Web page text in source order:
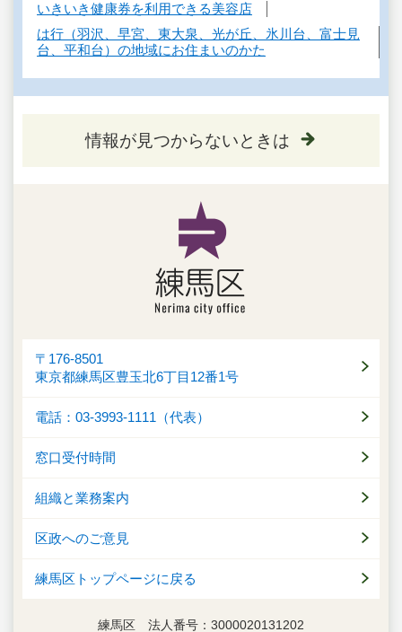
いきいき健康券を利用できる美容店
は行（羽沢、早宮、東大泉、光が丘、氷川台、富士見
台、平和台）の地域にお住まいのかた
情報が見つからないときは
〒176-8501
東京都練馬区豊玉北6丁目12番1号
電話：03-3993-1111（代表）
窓口受付時間
組織と業務案内
区政へのご意見
練馬区トップページに戻る
練馬区 法人番号：3000020131202